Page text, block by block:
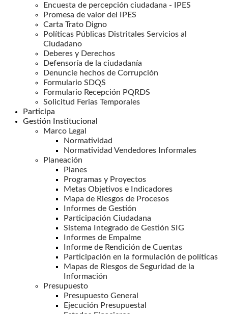
Encuesta de percepción ciudadana - IPES
Promesa de valor del IPES
Carta Trato Digno
Políticas Públicas Distritales Servicios al
Ciudadano
Deberes y Derechos
Defensoría de la ciudadanía
Denuncie hechos de Corrupción
Formulario SDQS
Formulario Recepción PQRDS
Solicitud Ferias Temporales
Participa
Gestión Institucional
Marco Legal
Normatividad
Normatividad Vendedores Informales
Planeación
Planes
Programas y Proyectos
Metas Objetivos e Indicadores
Mapa de Riesgos de Procesos
Informes de Gestión
Participación Ciudadana
Sistema Integrado de Gestión SIG
Informes de Empalme
Informe de Rendición de Cuentas
Participación en la formulación de políticas
Mapas de Riesgos de Seguridad de la
Información
Presupuesto
Presupuesto General
Ejecución Presupuestal